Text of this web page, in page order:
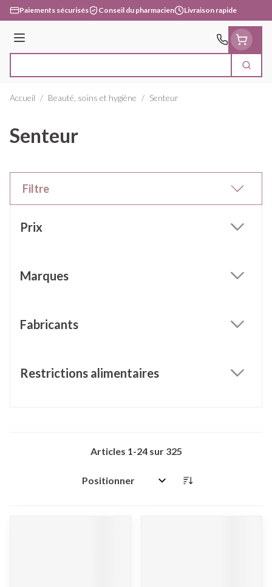
Aller au contenu
Paiements sécurisés Conseil du pharmacien Livraison rapide
Menu
Accueil / Beauté, soins et hygiène / Senteur
Senteur
Filtre
Prix
Marques
Fabricants
Restrictions alimentaires
Articles 1-24sur 325
Trier par: